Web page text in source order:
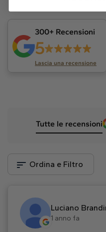
300+ Recensioni
5
Lascia una recensione
Tutte le recensioni
Ordina e Filtro
Luciano
1 anno fa